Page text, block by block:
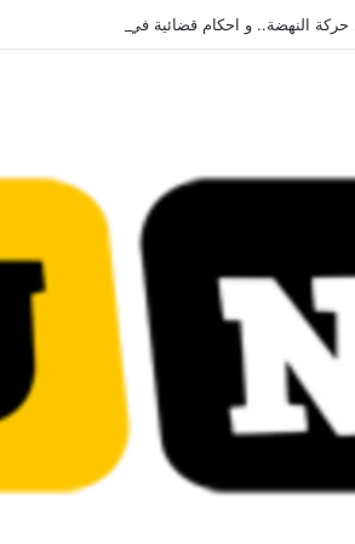
النهضة.. و احكام قضائية في قيادات حركة النهضة بألف